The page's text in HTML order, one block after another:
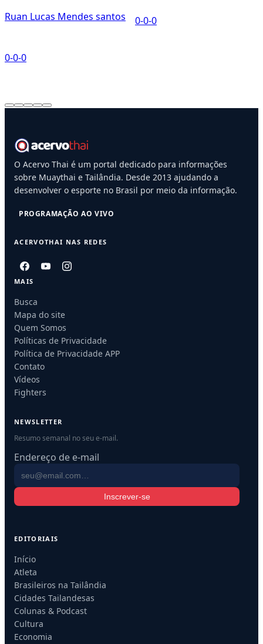
Ruan Lucas Mendes santos
0-0-0
0-0-0
O Acervo Thai é um portal dedicado para informações
sobre Muaythai e Tailândia. Desde 2013 ajudando a
desenvolver o esporte no Brasil por meio da informação.
PROGRAMAÇÃO AO VIVO
ACERVOTHAI NAS REDES
MAIS
Busca
Mapa do site
Quem Somos
Políticas de Privacidade
Política de Privacidade APP
Contato
Vídeos
Fighters
NEWSLETTER
Resumo semanal no seu e-mail.
Endereço de e-mail
Inscrever-se
EDITORIAIS
Início
Atleta
Brasileiros na Tailândia
Cidades Tailandesas
Colunas & Podcast
Cultura
Economia